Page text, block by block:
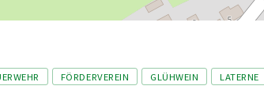
FÖRDERVEREIN GLÜHWEIN LATERNE